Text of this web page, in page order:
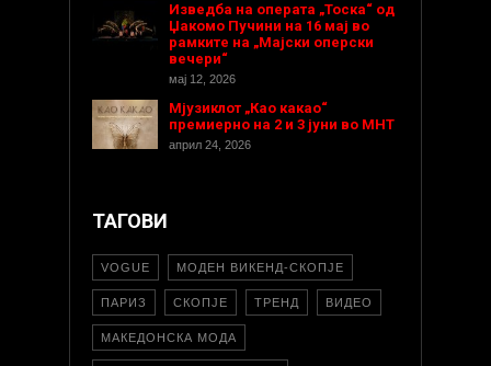
Изведба на операта „Тоска“ од
Џакомо Пучини на 16 мај во
рамките на „Мајски оперски
вечери“
мај 12, 2026
Мјузиклот „Као какао“
премиерно на 2 и 3 јуни во МНТ
април 24, 2026
ТАГОВИ
VOGUE МОДЕН ВИКЕНД-СКОПЈЕ
ПАРИЗ СКОПЈЕ ТРЕНД ВИДЕО
МАКЕДОНСКА МОДА